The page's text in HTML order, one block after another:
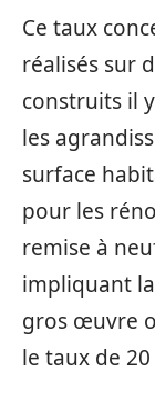
Ce taux
réalisés sur
construits il
les
surface
pour les
remise à
impliquant
gros œuvre
le taux de